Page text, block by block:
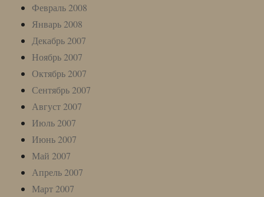
Февраль 2008
Январь 2008
Декабрь 2007
Ноябрь 2007
Октябрь 2007
Сентябрь 2007
Август 2007
Июль 2007
Июнь 2007
Май 2007
Апрель 2007
Март 2007